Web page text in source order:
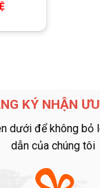
KÝ NHẬN
dưới để không bỏ
dẫn của chúng tôi